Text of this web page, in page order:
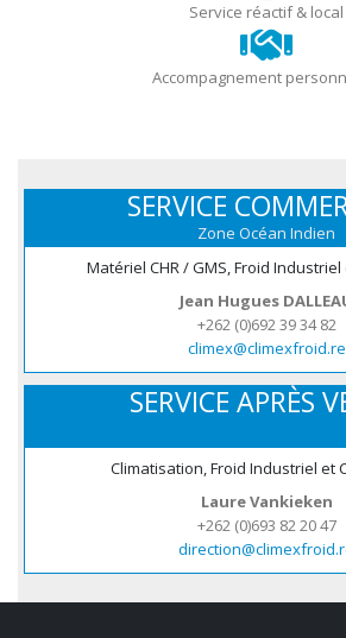
Service réactif & local
Accompagnement
SERVICE
Zone Océan Indien
Matériel CHR / GMS, Froid
Jean Hugues
+262 (0)692 39 34 82
climex@climexfroid.re
SERVICE APRÈS
Climatisation, Froid Industriel et
Laure Vankieken
+262 (0)693 82 20 47